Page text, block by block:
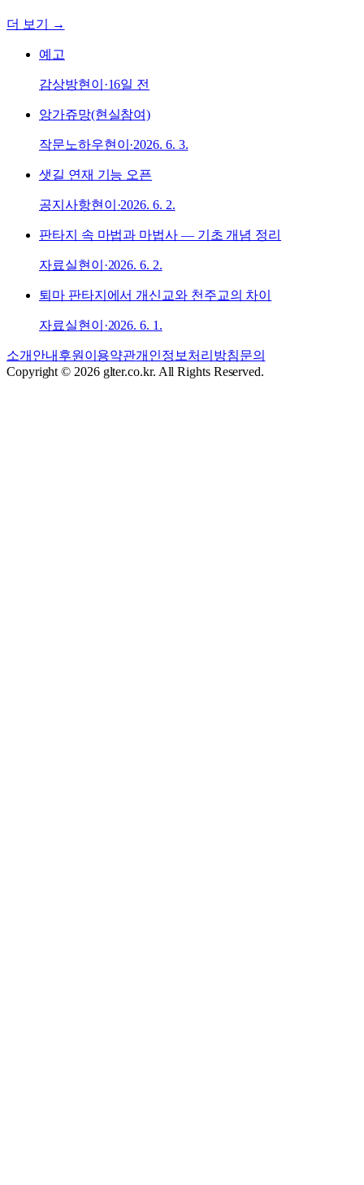
더 보기 →
예고
감상방현이 ·16일 전
앙가쥬망(현실참여)
작문노하우현이 ·2026. 6. 3.
샛길 연재 기능 오픈
공지사항현이 ·2026. 6. 2.
판타지 속 마법과 마법사 — 기초 개념 정리
자료실현이 ·2026. 6. 2.
퇴마 판타지에서 개신교와 천주교의 차이
자료실현이 ·2026. 6. 1.
소개 안내 후원 이용약관개인정보처리방침문의
Copyright © 2026 glter.co.kr. All Rights Reserved.